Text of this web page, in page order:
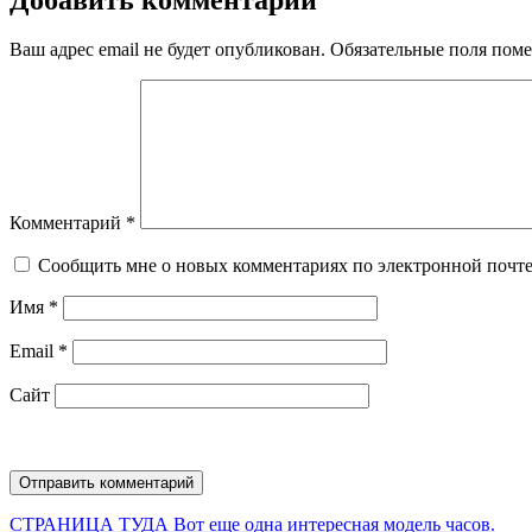
Ваш адрес email не будет опубликован. Обязательные поля
Комментарий *
Сообщить мне о новых комментариях по электронной почте
Имя *
Email *
Сайт
СТРАНИЦА ТУДА Предыдущая
Вот еще одна интересная модель часов.